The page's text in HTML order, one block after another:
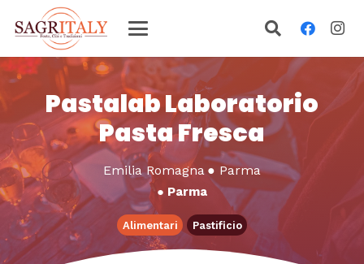
Pastalab Laboratorio
Pasta Fresca
Emilia Romagna ● Parma
● Parma
Alimentari Pastificio